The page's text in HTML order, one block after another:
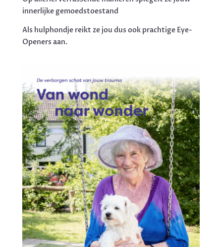
innerlijke gemoedstoestand
Als hulphondje reikt ze jou dus ook prachtige Eye-
Openers aan.